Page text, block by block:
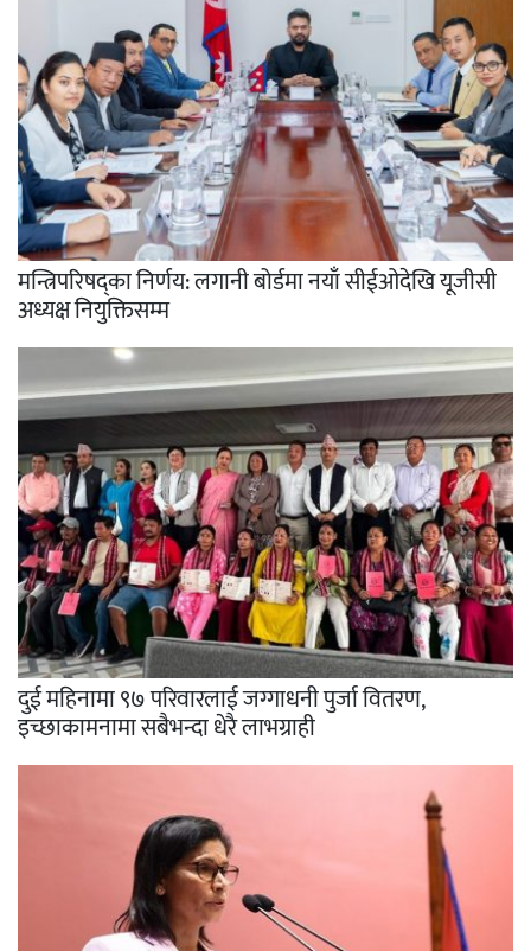
मन्त्रिपरिषद्का निर्णय: लगानी बोर्डमा नयाँ सीईओदेखि यूजीसी
अध्यक्ष नियुक्तिसम्म
दुई महिनामा ९७ परिवारलाई जग्गाधनी पुर्जा वितरण,
इच्छाकामनामा सबैभन्दा धेरै लाभग्राही